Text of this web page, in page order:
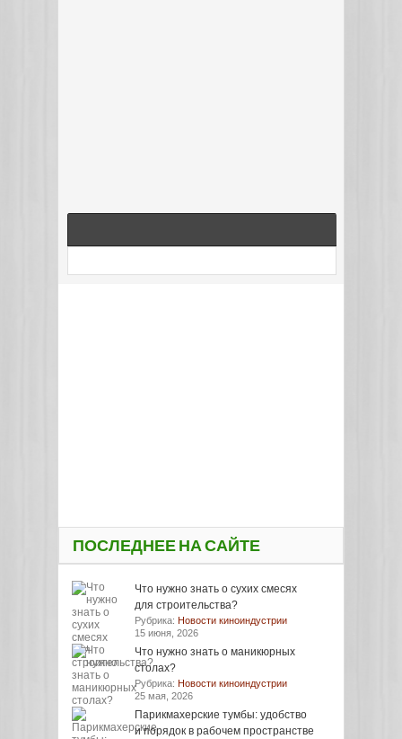
ПОСЛЕДНЕЕ НА САЙТЕ
Что нужно знать о сухих смесях
для строительства?
Рубрика: Новости киноиндустрии
15 июня, 2026
Что нужно знать о маникюрных
столах?
Рубрика: Новости киноиндустрии
25 мая, 2026
Парикмахерские тумбы: удобство
и порядок в рабочем пространстве